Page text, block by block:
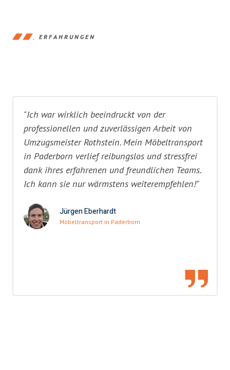
ERFAHRUNGEN
"Ich war wirklich beeindruckt von der
professionellen und zuverlässigen Arbeit von
Umzugsmeister Rothstein. Mein Möbeltransport
in Paderborn verlief reibungslos und stressfrei
dank ihres erfahrenen und freundlichen Teams.
Ich kann sie nur wärmstens weiterempfehlen!"
Jürgen Eberhardt
Möbeltransport in Paderborn